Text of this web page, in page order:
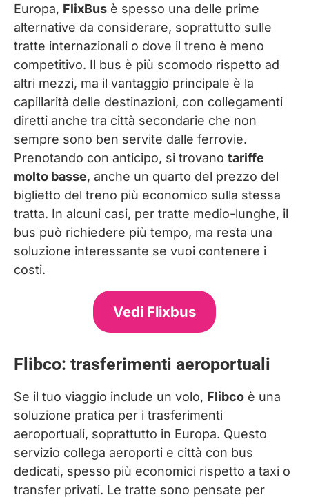
Europa, FlixBus è spesso una delle prime
alternative da considerare, soprattutto sulle
tratte internazionali o dove il treno è meno
competitivo. Il bus è più scomodo rispetto ad
altri mezzi, ma il vantaggio principale è la
capillarità delle destinazioni, con collegamenti
diretti anche tra città secondarie che non
sempre sono ben servite dalle ferrovie.
Prenotando con anticipo, si trovano tariffe
molto basse, anche un quarto del prezzo del
biglietto del treno più economico sulla stessa
tratta. In alcuni casi, per tratte medio-lunghe, il
bus può richiedere più tempo, ma resta una
soluzione interessante se vuoi contenere i
costi.
Vedi Flixbus
Flibco: trasferimenti aeroportuali
Se il tuo viaggio include un volo, Flibco è una
soluzione pratica per i trasferimenti
aeroportuali, soprattutto in Europa. Questo
servizio collega aeroporti e città con bus
dedicati, spesso più economici rispetto a taxi o
transfer privati. Le tratte sono pensate per